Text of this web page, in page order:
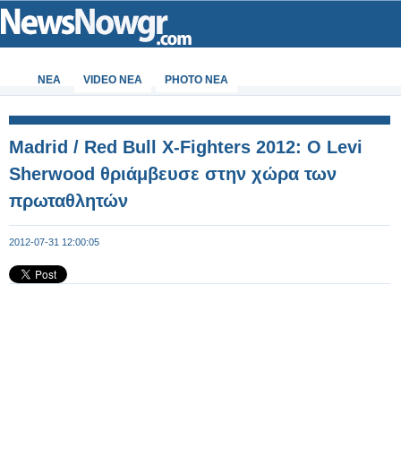
ΝΕΑ VIDEO NEA PHOTO NEA
Madrid / Red Bull X-Fighters 2012: O Levi
Sherwood θριάμβευσε στην χώρα των
πρωταθλητών
2012-07-31 12:00:05